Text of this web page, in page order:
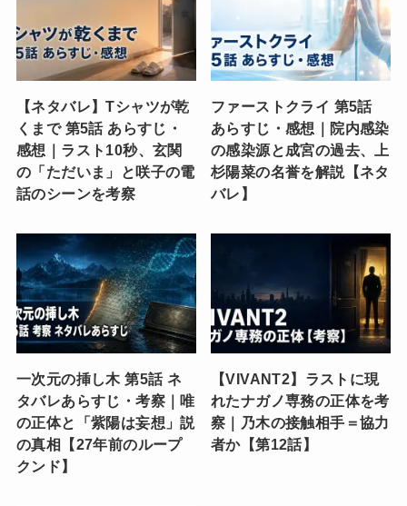
【ネタバレ】Tシャツが乾
くまで 第5話 あらすじ・
感想｜ラスト10秒、玄関
の「ただいま」と咲子の電
話のシーンを考察
ファーストクライ 第5話
あらすじ・感想｜院内感染
の感染源と成宮の過去、上
杉陽菜の名誉を解説【ネタ
バレ】
一次元の挿し木 第5話 ネ
タバレあらすじ・考察｜唯
の正体と「紫陽は妄想」説
の真相【27年前のループ
クンド】
【VIVANT2】ラストに現
れたナガノ専務の正体を考
察｜乃木の接触相手＝協力
者か【第12話】